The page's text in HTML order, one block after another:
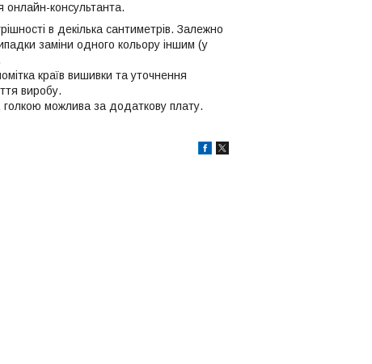
онлайн-консультанта.
в декілька сантиметрів. Залежно
заміни одного кольору іншим (у
країв вишивки та уточнення
виробу.
голкою можлива за додаткову плату.